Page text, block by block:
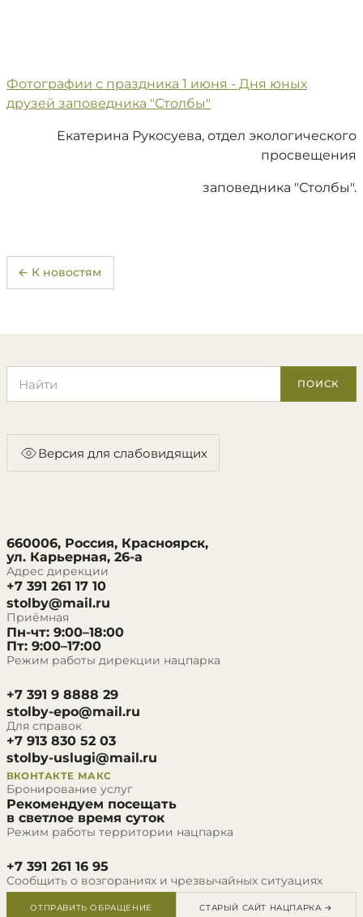
Фотографии с праздника 1 июня - Дня юных
друзей заповедника "Столбы"
Екатерина Рукосуева, отдел экологического
просвещения
заповедника "Столбы".
← К новостям
ПОИСК
Версия для слабовидящих
660006, Россия, Красноярск,
ул. Карьерная, 26-а
Адрес дирекции
+7 391 261 17 10
stolby@mail.ru
Приёмная
Пн-чт: 9:00–18:00
Пт: 9:00–17:00
Режим работы дирекции нацпарка
+7 391 9 8888 29
stolby-epo@mail.ru
Для справок
+7 913 830 52 03
stolby-uslugi@mail.ru
ВКОНТАКТЕ МАКС
Бронирование услуг
Рекомендуем посещать
в светлое время суток
Режим работы территории нацпарка
+7 391 261 16 95
Сообщить о возгораниях и чрезвычайных ситуациях
ОТПРАВИТЬ ОБРАЩЕНИЕ СТАРЫЙ САЙТ НАЦПАРКА →